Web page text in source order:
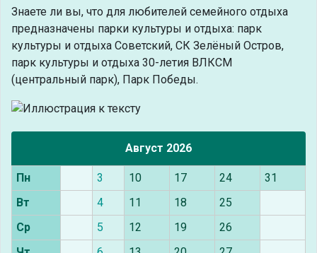
Знаете ли вы, что для любителей семейного отдыха
предназначены парки культуры и отдыха: парк
культуры и отдыха Советский, СК Зелёный Остров,
парк культуры и отдыха 30-летия ВЛКСМ
(центральный парк), Парк Победы.
Август 2026
Пн 3 10 17 24
31
Вт
4 11 18
25
Ср
5 12 19
26